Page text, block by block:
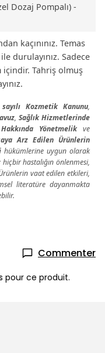
Dozaj Pompalı) -
kaçınınız. Temas
durulayınız. Sadece
içindir. Tahriş olmuş
Kozmetik Kanunu,
,Sağlık Hizmetlerinde
Yönetmelikve
Arz Edilen Ürünlerin
hükümlerine uygun olarak
hastalığın önlenmesi,
vaat edilen etkileri,
literatüre dayanmakta
Commenter
pour ce produit.